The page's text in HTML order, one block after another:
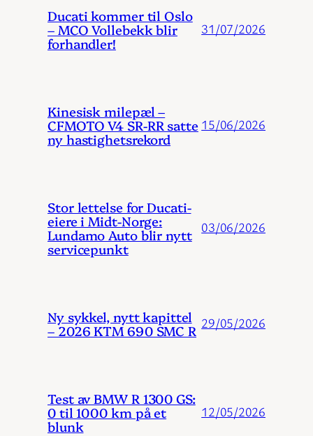
Ducati kommer til Oslo
– MCO Vollebekk blir
forhandler!
31/07/2026
Kinesisk milepæl –
CFMOTO V4 SR-RR satte
ny hastighetsrekord
15/06/2026
Stor lettelse for Ducati-
eiere i Midt-Norge:
Lundamo Auto blir nytt
servicepunkt
03/06/2026
Ny sykkel, nytt kapittel
– 2026 KTM 690 SMC R 29/05/2026
Test av BMW R 1300 GS:
0 til 1000 km på et
blunk
12/05/2026